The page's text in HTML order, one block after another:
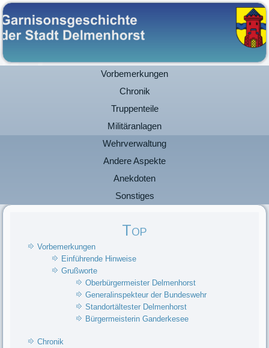
Vorbemerkungen
Chronik
Truppenteile
Militäranlagen
Wehrverwaltung
Andere Aspekte
Anekdoten
Sonstiges
Top
Vorbemerkungen
Einführende Hinweise
Grußworte
Oberbürgermeister Delmenhorst
Generalinspekteur der Bundeswehr
Standortältester Delmenhorst
Bürgermeisterin Ganderkesee
Chronik